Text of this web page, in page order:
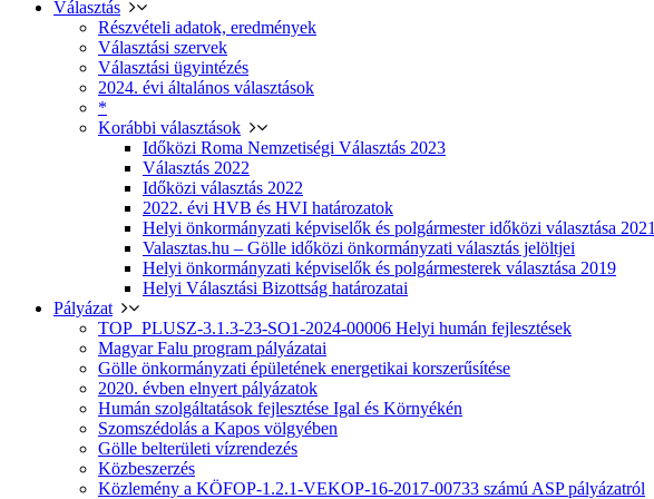
Választás
Részvételi adatok, eredmények
Választási szervek
Választási ügyintézés
2024. évi általános választások
*
Korábbi választások
Időközi Roma Nemzetiségi Választás 2023
Választás 2022
Időközi választás 2022
2022. évi HVB és HVI határozatok
Helyi önkormányzati képviselők és polgármester időközi választása 2021
Valasztas.hu – Gölle időközi önkormányzati választás jelöltjei
Helyi önkormányzati képviselők és polgármesterek választása 2019
Helyi Választási Bizottság határozatai
Pályázat
TOP_PLUSZ-3.1.3-23-SO1-2024-00006 Helyi humán fejlesztések
Magyar Falu program pályázatai
Gölle önkormányzati épületének energetikai korszerűsítése
2020. évben elnyert pályázatok
Humán szolgáltatások fejlesztése Igal és Környékén
Szomszédolás a Kapos völgyében
Gölle belterületi vízrendezés
Közbeszerzés
Közlemény a KÖFOP-1.2.1-VEKOP-16-2017-00733 számú ASP pályázatról